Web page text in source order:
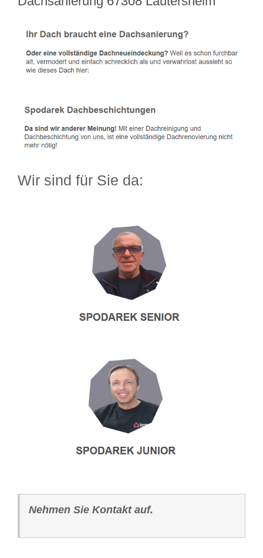
Wir sind für Sie da:
Nehmen Sie Kontakt auf.